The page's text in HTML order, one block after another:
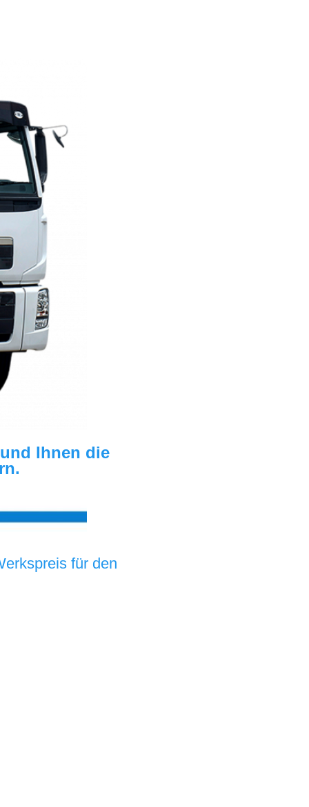
Ihnen die
für den